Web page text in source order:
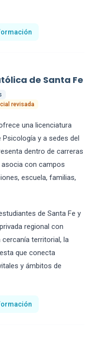
de Santa Fe
revisada
una licenciatura
y a sedes del
dentro de carreras
con campos
escuela, familias,
de Santa Fe y
regional con
territorial, la
que conecta
y ámbitos de